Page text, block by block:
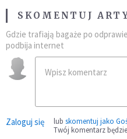
SKOMENTUJ
Gdzie trafiają bagaże po
podbija internet
Zaloguj się lub skomentuj jako
Twój komentarz